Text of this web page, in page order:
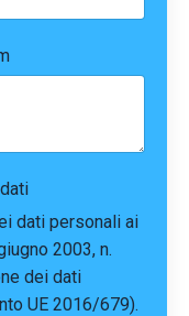
dati personali ai
2003, n.
dei dati
UE 2016/679).